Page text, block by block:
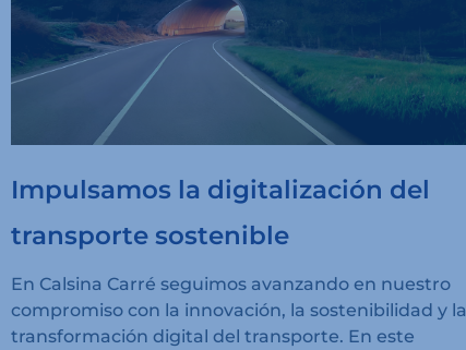
Impulsamos la digitalización del
transporte sostenible
En Calsina Carré seguimos avanzando en nuestro
compromiso con la innovación, la sostenibilidad y la
transformación digital del transporte. En este